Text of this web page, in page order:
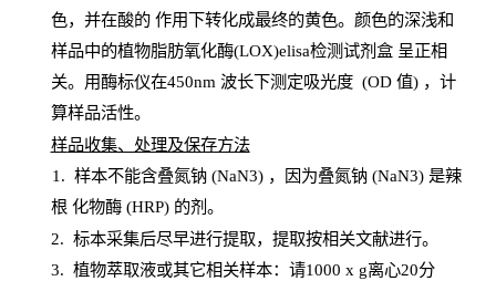
色，并在酸的 作用下转化成最终的黄色。颜色的深浅和
样品中的植物脂肪氧化酶(LOX)elisa检测试剂盒呈正相
关。用酶标仪在450nm 波长下测定吸光度 (OD 值) ，计
算样品活性。
样品收集、处理及保存方法
1 . 样本不能含叠氮钠(NaN3) ，因为叠氮钠 (NaN3) 是辣
根 化物酶(HRP) 的剂。
2. 标本采集后尽早进行提取，提取按相关文献进行。
3. 植物萃取液或其它相关样本：请1000 x g离心20分